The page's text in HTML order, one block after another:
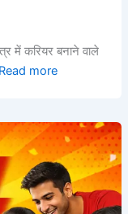
में करियर बनाने वाले
Read more